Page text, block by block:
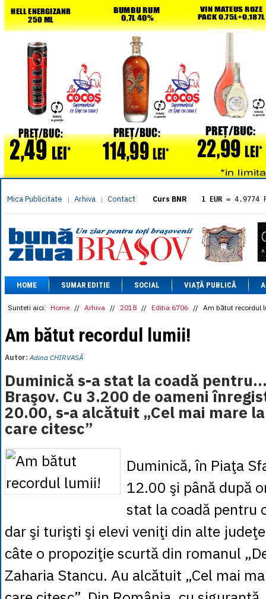
Mica Publicitate | Arhiva | Contact Curs BNR 1 EUR = 4.9774
= 5.8304
1 XAU= 464.4611
1 AED= 1.1933
1 AUD= 2.7957
1 BGN= 2.5449
1 CAD= 3.1559
1 CHF= 5.2813
1 CNY= 0.6015
1 KRW = 0.3047
1 MDL
= 0.2538
1 MXN = 0.2227
1 NOK = 0.4191
1 SEK = 0.4526
= 0.1141
1 UAH= 0.1048
= 5.9383
1 ZAR= 0.2318
HOME SUMAR EDITIE SOCIAL VIAȚĂ PUBLICĂ
Sunteti aici: Home // Arhiva // 2018 // Editia 6706 // Am bătut recordul
Am bătut recordul lumii!
Autor:Adina CHIRVASĂ
Duminică s-a stat la coadă
Braşov. Cu 3.200 de oameni
20.00, s-a alcătuit „Cel mai mare
care citesc”
Duminică, în Piaţa
12.00 şi până după
stat la coadă pentru
dar şi turişti şi elevi veniţi din alte
câte o propoziţie scurtă din romanul
Zaharia Stancu. Au alcătuit „Cel mai